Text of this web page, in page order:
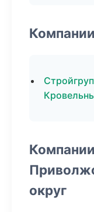
округ